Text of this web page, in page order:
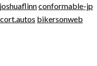
joshuaflinnconformable-jp
bikersonweb